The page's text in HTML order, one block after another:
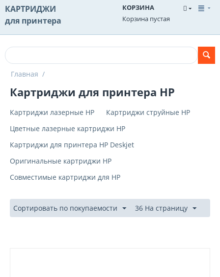
КАРТРИДЖИ
для принтера
КОРЗИНА
Корзина пустая
Главная /
Картриджи для принтера HP
Картриджи лазерные HP
Картриджи струйные HP
Цветные лазерные картриджи HP
Картриджи для принтера HP Deskjet
Оригинальные картриджи HP
Совместимые картриджи для HP
Сортировать по покупаемости 36 На страницу